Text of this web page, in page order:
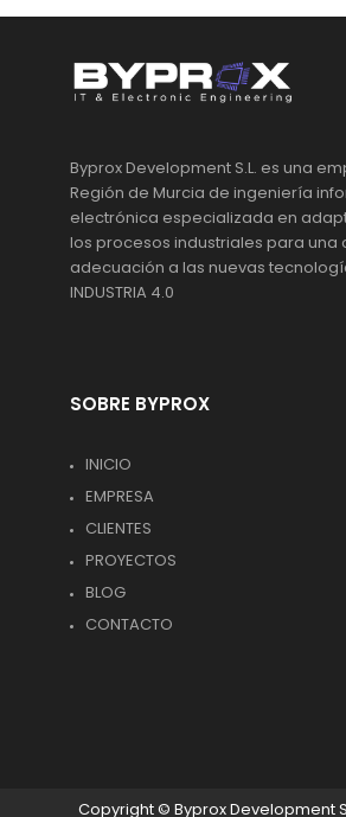
Byprox Development S.L. es una
Región de Murcia de ingeniería
electrónica especializada en
los procesos industriales para una
adecuación a las nuevas
INDUSTRIA 4.0
SOBRE BYPROX
INICIO
EMPRESA
CLIENTES
PROYECTOS
BLOG
CONTACTO
Copyright © Byprox Development